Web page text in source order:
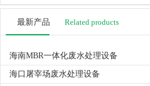
最新产品 Related products
海南MBR一体化废水处理设备
海口屠宰场废水处理设备